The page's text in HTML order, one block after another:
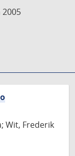
Wit, Frederik